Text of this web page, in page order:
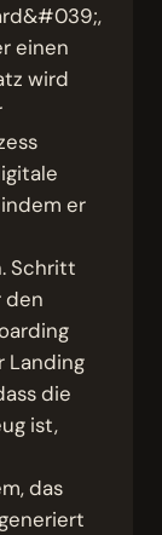
einen
wird
er
Schritt
den
Landing
die
ist,
das